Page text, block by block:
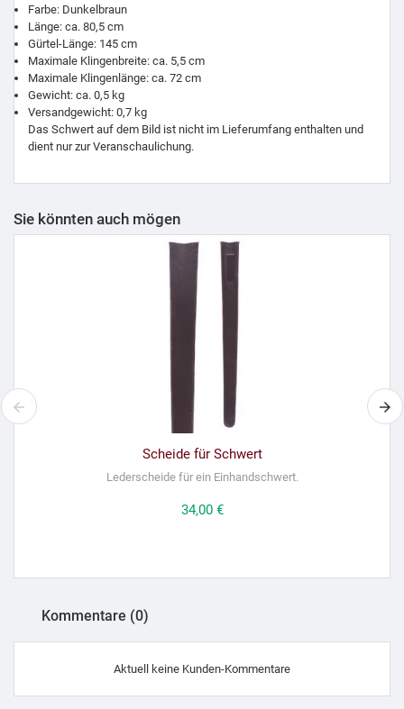
Farbe: Dunkelbraun
Länge: ca. 80,5 cm
Gürtel-Länge: 145 cm
Maximale Klingenbreite: ca. 5,5 cm
Maximale Klingenlänge: ca. 72 cm
Gewicht: ca. 0,5 kg
Versandgewicht: 0,7 kg
Das Schwert auf dem Bild ist nicht im Lieferumfang enthalten und
dient nur zur Veranschaulichung.
Sie könnten auch mögen
Scheide für Schwert
Lederscheide für ein Einhandschwert.
Preis
34,00 €
Kommentare (0)
Aktuell keine Kunden-Kommentare